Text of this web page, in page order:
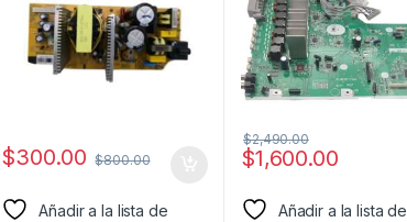
$300.00 $800.00
Añadir a la lista de
$1,600.00
$2,490.00
Añadir a la lista de